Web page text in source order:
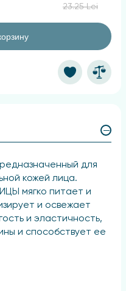
23.25 Lei
для
кожей лица.
мягко питает и
и освежает
и эластичность,
и способствует ее